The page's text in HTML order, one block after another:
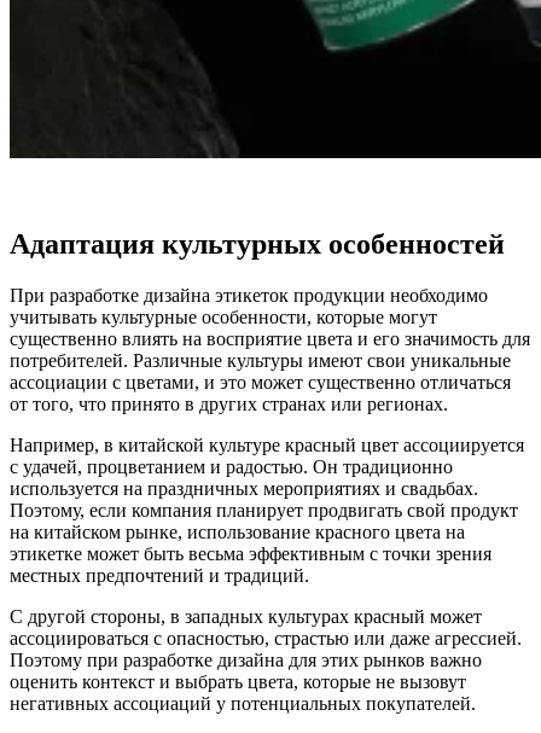
Адаптация культурных особенностей
При разработке дизайна этикеток продукции необходимо
учитывать культурные особенности, которые могут
существенно влиять на восприятие цвета и его значимость для
потребителей. Различные культуры имеют свои уникальные
ассоциации с цветами, и это может существенно отличаться
от того, что принято в других странах или регионах.
Например, в китайской культуре красный цвет ассоциируется
с удачей, процветанием и радостью. Он традиционно
используется на праздничных мероприятиях и свадьбах.
Поэтому, если компания планирует продвигать свой продукт
на китайском рынке, использование красного цвета на
этикетке может быть весьма эффективным с точки зрения
местных предпочтений и традиций.
С другой стороны, в западных культурах красный может
ассоциироваться с опасностью, страстью или даже агрессией.
Поэтому при разработке дизайна для этих рынков важно
оценить контекст и выбрать цвета, которые не вызовут
негативных ассоциаций у потенциальных покупателей.